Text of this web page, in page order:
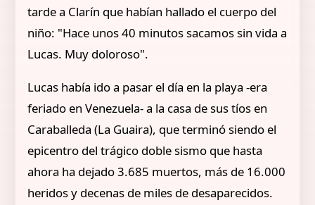
tarde a Clarín que habían hallado el cuerpo del
niño: "Hace unos 40 minutos sacamos sin vida a
Lucas. Muy doloroso".
Lucas había ido a pasar el día en la playa -era
feriado en Venezuela- a la casa de sus tíos en
Caraballeda (La Guaira), que terminó siendo el
epicentro del trágico doble sismo que hasta
ahora ha dejado 3.685 muertos, más de 16.000
heridos y decenas de miles de desaparecidos.